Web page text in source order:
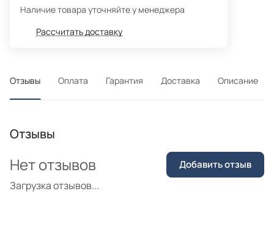
Наличие товара уточняйте у менеджера
Рассчитать доставку
Отзывы Оплата Гарантия Доставка Описание
Отзывы
Загрузка отзывов...
Нет отзывов Добавить отзыв